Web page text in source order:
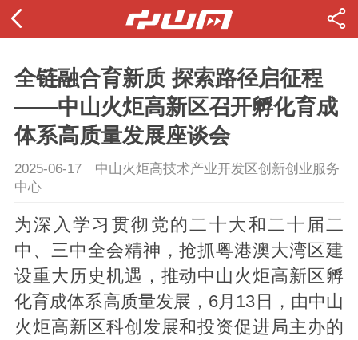
全链融合育新质 探索路径启征程
——中山火炬高新区召开孵化育成
体系高质量发展座谈会
2025-06-17
中山火炬高技术产业开发区创新创业服务
中心
为深入学习贯彻党的二十大和二十届二
中、三中全会精神，抢抓粤港澳大湾区建
设重大历史机遇，推动中山火炬高新区孵
化育成体系高质量发展，6月13日，由中山
火炬高新区科创发展和投资促进局主办的